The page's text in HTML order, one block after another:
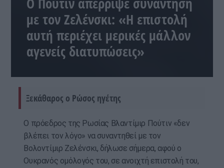
με τον Ζελένσκι: «Η επιστολή
αυτή περιέχει μερικές μάλλον
αγενείς διατυπώσεις»
Ξεκάθαρος ο Ρώσος ηγέτης
Ο πρόεδρος της Ρωσίας Βλαντίμιρ Πούτιν «δεν
βλέπει τον λόγο» να συναντηθεί με τον
Βολοντίμιρ Ζελένσκι, δήλωσε σήμερα, αφού ο
Ουκρανός ομόλογός του, σε ανοιχτή επιστολή του,